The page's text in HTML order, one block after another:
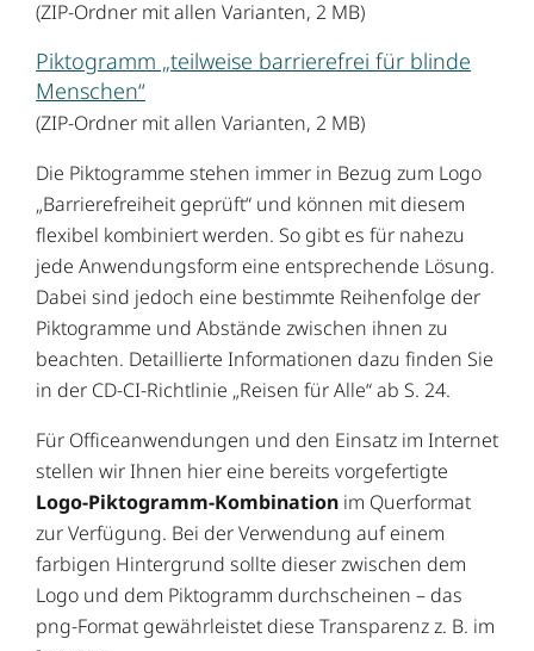
(ZIP-Ordner mit allen Varianten, 2 MB)
Piktogramm „teilweise barrierefrei für blinde
Menschen“
(ZIP-Ordner mit allen Varianten, 2 MB)
Die Piktogramme stehen immer in Bezug zum Logo
„Barrierefreiheit geprüft“ und können mit diesem
flexibel kombiniert werden. So gibt es für nahezu
jede Anwendungsform eine entsprechende Lösung.
Dabei sind jedoch eine bestimmte Reihenfolge der
Piktogramme und Abstände zwischen ihnen zu
beachten. Detaillierte Informationen dazu finden Sie
in der CD-CI-Richtlinie „Reisen für Alle“ ab S. 24.
Für Officeanwendungen und den Einsatz im Internet
stellen wir Ihnen hier eine bereits vorgefertigte
Logo-Piktogramm-Kombination im Querformat
zur Verfügung. Bei der Verwendung auf einem
farbigen Hintergrund sollte dieser zwischen dem
Logo und dem Piktogramm durchscheinen – das
png-Format gewährleistet diese Transparenz z. B. im